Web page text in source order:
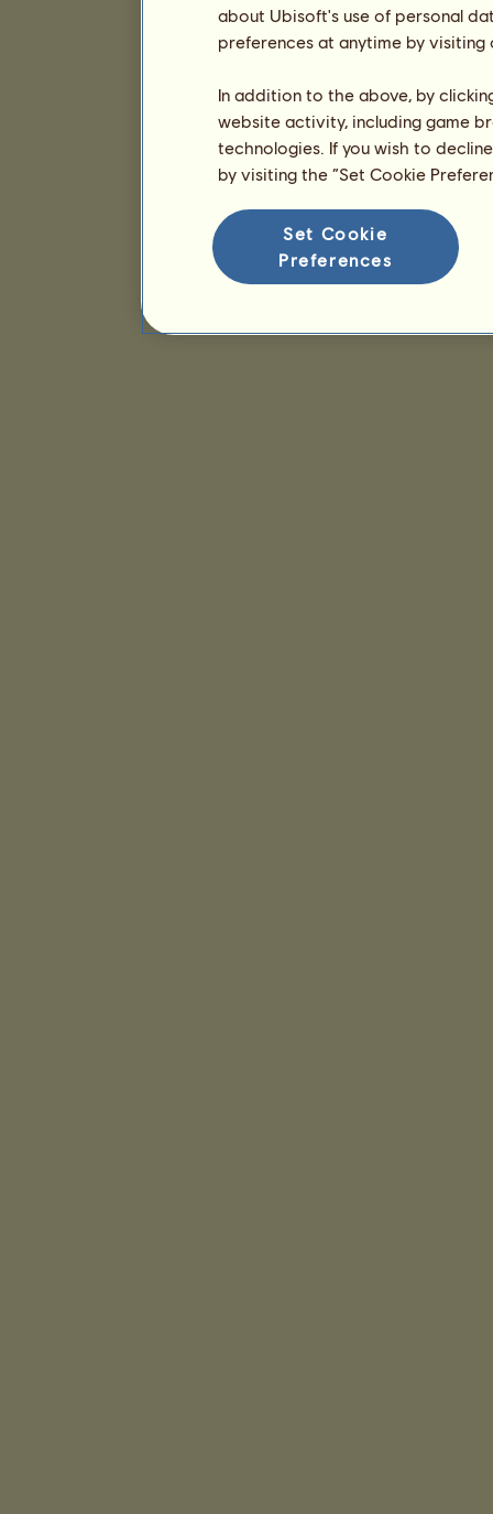
about Ubisoft's use of personal
preferences at anytime by
In addition to the above, by
website activity, including game
technologies. If you wish to
by visiting the “Set Cookie
Set Cookie
Preferences